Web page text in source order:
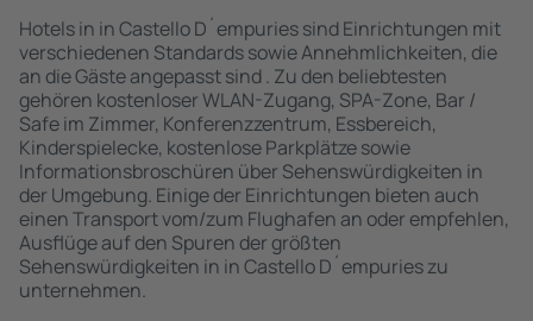
Hotels in in Castello D´empuries sind Einrichtungen mit
verschiedenen Standards sowie Annehmlichkeiten, die
an die Gäste angepasst sind . Zu den beliebtesten
gehören kostenloser WLAN-Zugang, SPA-Zone, Bar /
Safe im Zimmer, Konferenzzentrum, Essbereich,
Kinderspielecke, kostenlose Parkplätze sowie
Informationsbroschüren über Sehenswürdigkeiten in
der Umgebung. Einige der Einrichtungen bieten auch
einen Transport vom/zum Flughafen an oder empfehlen,
Ausflüge auf den Spuren der größten
Sehenswürdigkeiten in in Castello D´empuries zu
unternehmen.